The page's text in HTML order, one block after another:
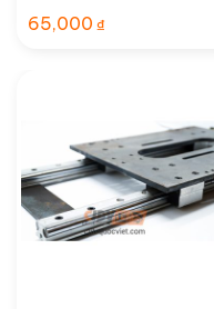
65,000 ₫